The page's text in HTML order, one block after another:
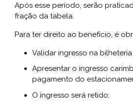
Após esse período, serão
fração da tabela.
Para ter direito ao benefício, é
Validar ingresso na
Apresentar o ingresso
pagamento do
O ingresso será retido;